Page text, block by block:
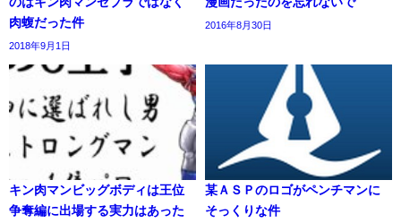
肉蝮だった件
2018年9月1日
2016年8月30日
キン肉マンビッグボディは王位
争奪編に出場する実力はあった
某ＡＳＰのロゴがペンチマンに
そっくりな件